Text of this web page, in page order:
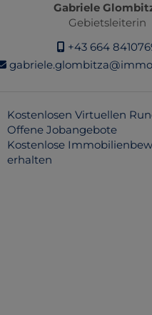
Gabriele
Gebietsleiterin
+43 664
Kostenlosen Virtuellen
Offene Jobangebote
Kostenlose
erhalten